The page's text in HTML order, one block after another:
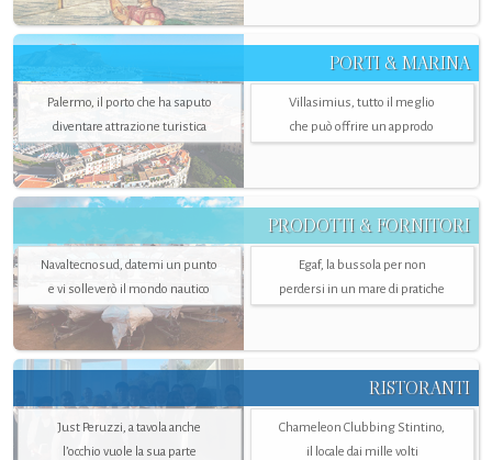
PORTI & MARINA
Palermo, il porto che ha saputo
diventare attrazione turistica
Villasimius, tutto il meglio
che può offrire un approdo
PRODOTTI & FORNITORI
Navaltecnosud, datemi un punto
e vi solleverò il mondo nautico
Egaf, la bussola per non
perdersi in un mare di pratiche
RISTORANTI
Just Peruzzi, a tavola anche
l’occhio vuole la sua parte
Chameleon Clubbing Stintino,
il locale dai mille volti